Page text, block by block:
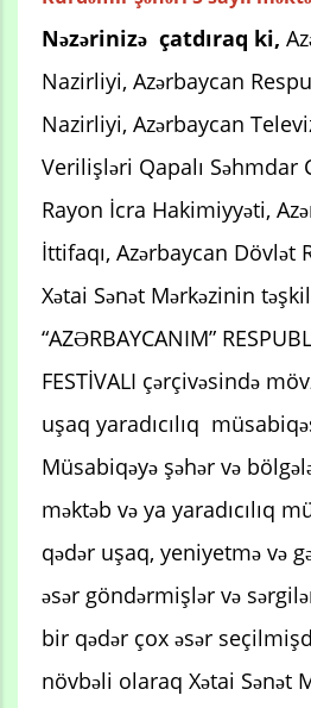
Nəzərinizə çatdıraq ki,
Nazirliyi, Azərbaycan
Nazirliyi, Azərbaycan
Verilişləri Qapalı Səhmdar
Rayon İcra Hakimiyyəti,
İttifaqı, Azərbaycan Dövlət
Xətai Sənət Mərkəzinin
“AZƏRBAYCANIM”
FESTİVALI çərçivəsində
uşaq yaradıcılıq
Müsabiqəyə şəhər və
məktəb və ya yaradıcılıq
qədər uşaq, yeniyetmə və
əsər göndərmişlər və
bir qədər çox əsər
növbəli olaraq Xətai Sənət